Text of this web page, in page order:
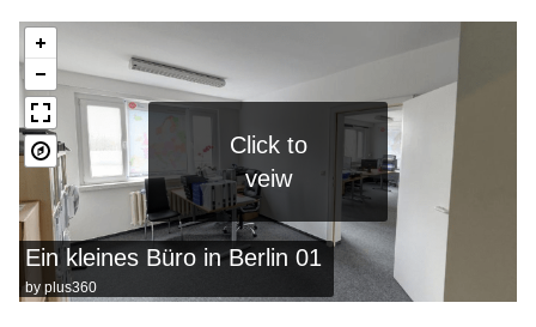
Ein kleines Büro in Berlin 01
by plus360
Click to
veiw